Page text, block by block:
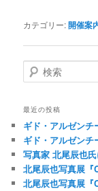
カテゴリー:開催案
検索
最近の投稿
ギド・アルゼン
ギド・アルゼン
写真家 北尾辰也
北尾辰也写真展『
北尾辰也写真展『